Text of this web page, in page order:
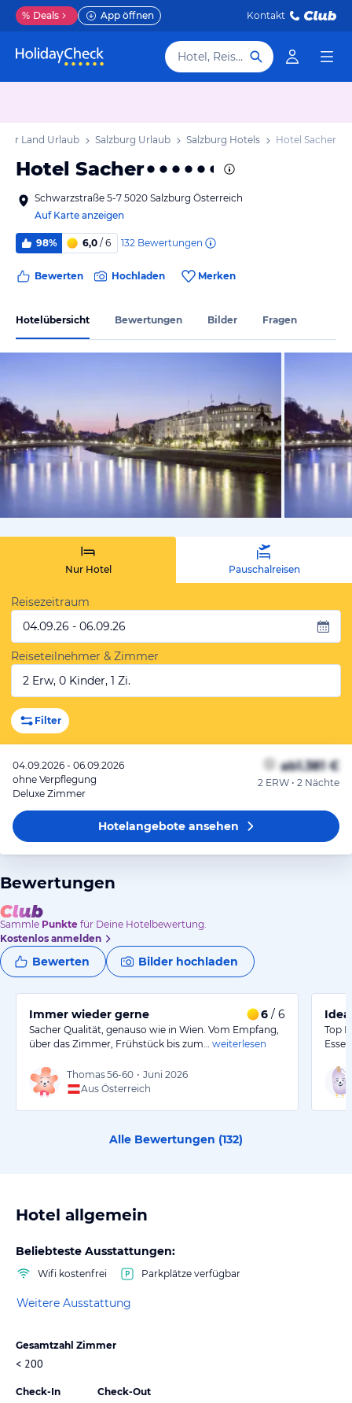
% Deals App öffnen Kontakt
Hotel, Reiseziel
Land Urlaub Salzburg Urlaub Salzburg Hotels Hotel Sacher
Hotel Sacher
Schwarzstraße 5-7 5020 Salzburg Österreich
Auf Karte anzeigen
98% 6,0 / 6 132 Bewertungen
Bewerten Hochladen Merken
Hotelübersicht Bewertungen Bilder Fragen
vom
Nur Hotel Pauschalreisen
Reisezeitraum
04.09.26 - 06.09.26
Reiseteilnehmer & Zimmer
2 Erw, 0 Kinder, 1 Zi.
Filter
04.09.2026 - 06.09.2026
ohne Verpflegung
Deluxe Zimmer
ab1.381 €
2 ERW • 2 Nächte
Hotelangeboteansehen
Bewertungen
Sammle Punkte für Deine Hotelbewertung.
Kostenlos anmelden
Bewerten Bilder hochladen
Immer wieder gerne 6 / 6
Sacher Qualität, genauso wie in Wien. Vom Empfang,
über das Zimmer, Frühstück bis zum…
weiterlesen
Thomas56-60 • Juni 2026
Aus Österreich
Top
Alle Bewertungen (132)
Hotel allgemein
Beliebteste Ausstattungen:
Wifi kostenfrei Parkplätze verfügbar
Weitere Ausstattung
Gesamtzahl Zimmer
< 200
Check-In Check-Out